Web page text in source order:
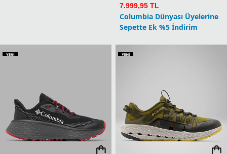
7.999,95 TL
Columbia Dünyası Üyelerine
Sepette Ek %5 İndirim